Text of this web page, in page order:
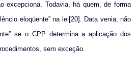
excepciona. Todavia, há quem, de forma
eloqüente” na lei[20]. Data venia, não
se o CPP determina a aplicação dos
sem exceção.